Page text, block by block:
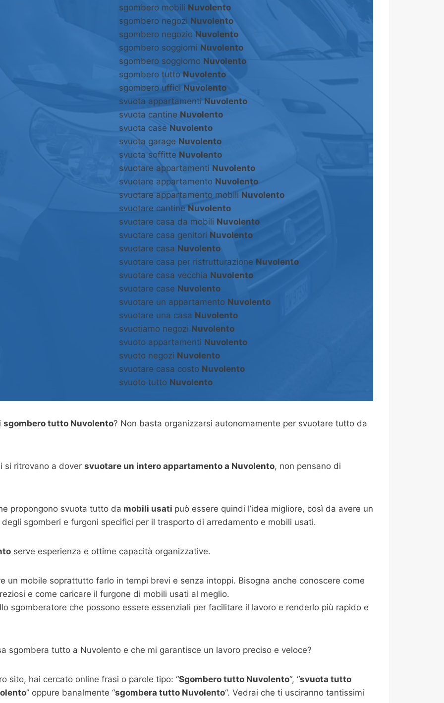
sgombero mobili Nuvolento
sgombero negozi Nuvolento
sgombero negozio Nuvolento
sgombero soggiorni Nuvolento
sgombero soggiorno Nuvolento
sgombero tutto Nuvolento
sgombero uffici Nuvolento
svuota appartamenti Nuvolento
svuota cantine Nuvolento
svuota case Nuvolento
svuota garage Nuvolento
svuota soffitte Nuvolento
svuotare appartamenti Nuvolento
svuotare appartamento Nuvolento
svuotare appartamento mobili Nuvolento
svuotare cantine Nuvolento
svuotare casa da mobili Nuvolento
svuotare casa genitori Nuvolento
svuotare casa Nuvolento
svuotare casa per ristrutturazione Nuvolento
svuotare casa vecchia Nuvolento
svuotare case Nuvolento
svuotare un appartamento Nuvolento
svuotare una casa Nuvolento
svuotiamo negozi Nuvolento
svuoto appartamenti Nuvolento
svuoto negozi Nuvolento
svuotare casa costo Nuvolento
svuoto tutto Nuvolento
sgombero tutto Nuvolento? Non basta organizzarsi autonomamente per svuotare tutto da
si ritrovano a dover svuotare un intero appartamento a Nuvolento, non pensano di
propongono svuota tutto da mobili usati può essere quindi l’idea migliore, così da avere un
sgomberi e furgoni specifici per il trasporto di arredamento e mobili usati.
serve esperienza e ottime capacità organizzative.
un mobile soprattutto farlo in tempi brevi e senza intoppi. Bisogna anche conoscere come
e come caricare il furgone di mobili usati al meglio.
sgomberatore che possono essere essenziali per facilitare il lavoro e renderlo più rapido e
sgombera tutto a Nuvolento e che mi garantisce un lavoro preciso e veloce?
sito, hai cercato online frasi o parole tipo: “Sgombero tutto Nuvolento“, “svuota tutto
” oppure banalmente “sgombera tutto Nuvolento“. Vedrai che ti usciranno tantissimi